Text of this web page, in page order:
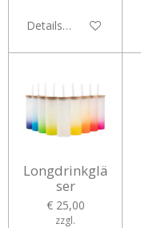
Details anzeigen
Longdrinkglä
ser
€ 25,00
zzgl.